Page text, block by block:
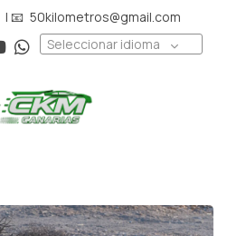
| 📧 50kilometros@gmail.com
Seleccionar idioma